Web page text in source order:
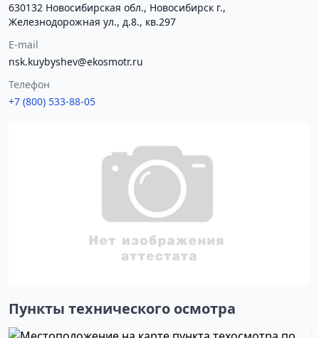
630132 Новосибирская обл., Новосибирск г.,
Железнодорожная ул., д.8., кв.297
E-mail
nsk.kuybyshev@ekosmotr.ru
Телефон
+7 (800) 533-88-05
Пункты технического осмотра